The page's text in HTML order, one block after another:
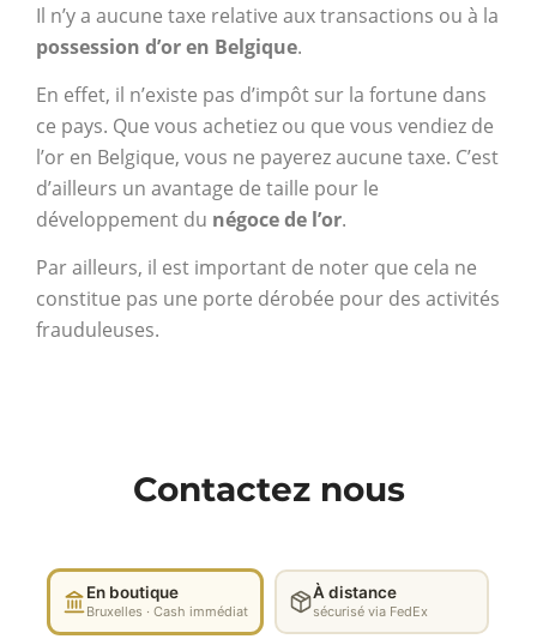
Il n’y a aucune taxe relative aux transactions ou à la
possession d’or en Belgique.
En effet, il n’existe pas d’impôt sur la fortune dans
ce pays. Que vous achetiez ou que vous vendiez de
l’or en Belgique, vous ne payerez aucune taxe. C’est
d’ailleurs un avantage de taille pour le
développement du négoce de l’or.
Par ailleurs, il est important de noter que cela ne
constitue pas une porte dérobée pour des activités
frauduleuses.
Contactez nous
En boutique
Bruxelles · Cash immédiat
À distance
sécurisé via FedEx